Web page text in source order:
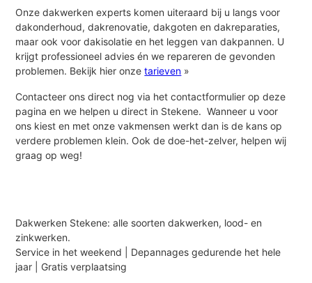
Onze dakwerken experts komen uiteraard bij u langs voor
dakonderhoud, dakrenovatie, dakgoten en dakreparaties,
maar ook voor dakisolatie en het leggen van dakpannen. U
krijgt professioneel advies én we repareren de gevonden
problemen. Bekijk hier onzetarieven »
Contacteer ons direct nog via het contactformulier op deze
pagina en we helpen u direct in Stekene. Wanneer u voor
ons kiest en met onze vakmensen werkt dan is de kans op
verdere problemen klein. Ook de doe-het-zelver, helpen wij
graag op weg!
Dakwerken Stekene: alle soorten dakwerken, lood- en
zinkwerken.
Service in het weekend | Depannages gedurende het hele
jaar | Gratis verplaatsing